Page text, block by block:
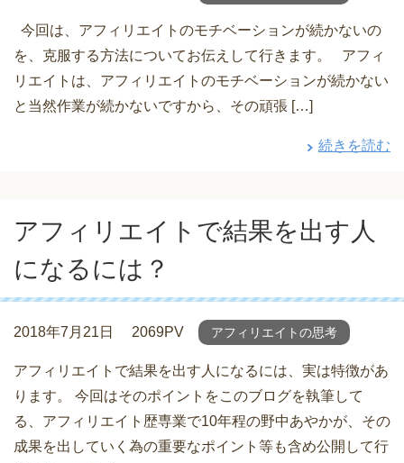
今回は、アフィリエイトのモチベーションが続かないの
を、克服する方法についてお伝えして行きます。 アフィ
リエイトは、アフィリエイトのモチベーションが続かない
と当然作業が続かないですから、その頑張 […]
続きを読む
アフィリエイトで結果を出す人
になるには？
2018年7月21日 2069PV アフィリエイトの思考
アフィリエイトで結果を出す人になるには、実は特徴があ
ります。 今回はそのポイントをこのブログを執筆して
る、アフィリエイト歴専業で10年程の野中あやかが、その
成果を出していく為の重要なポイント等も含め公開して行